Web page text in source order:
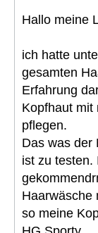
Hallo meine
ich hatte
gesamten
Erfahrung
Kopfhaut mit
pflegen.
Das was der
ist zu testen.
Haarwäsche
so meine